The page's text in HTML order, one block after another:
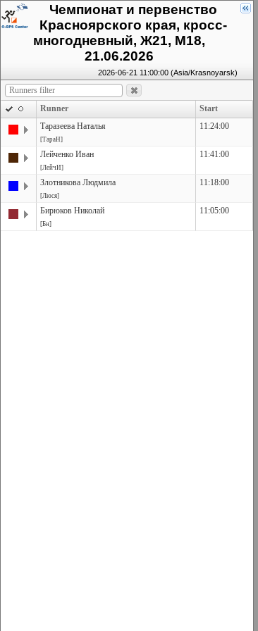
Чемпионат и первенство
Красноярского края, кросс-
многодневный, Ж21, М18,
21.06.2026
2026-06-21 11:00:00 (Asia/Krasnoyarsk)
Runner
Start
Таразеева Наталья
[ТараН]
11:24:00
Лейченко Иван
[ЛейчИ]
11:41:00
Злотникова Людмила
[Люся]
11:18:00
Бирюков Николай
[Бн]
11:05:00